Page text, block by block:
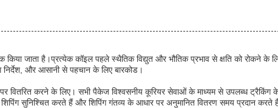
किया जाता है।प्रत्येक कॉइल पहले स्थैतिक विद्युत और भौतिक प्रभाव से क्षति को रोकने
और आसानी से पहचान के लिए बारकोड।
पर वितरित करने के लिए। सभी पैकेज विश्वसनीय कूरियर सेवाओं के माध्यम से उपलब्ध
सुनिश्चित करते हैं और शिपिंग गंतव्य के आधार पर अनुमानित वितरण समय प्रदान